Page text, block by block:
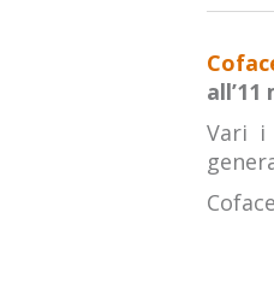
Vari i